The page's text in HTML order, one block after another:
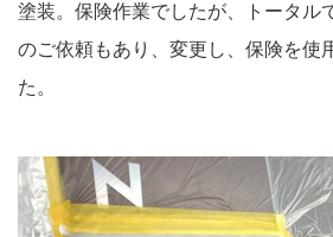
塗装。保険作業でしたが、トータル
のご依頼もあり、変更し、保険を使
た。